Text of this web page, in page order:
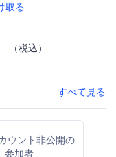
取る
税込）
すべて見る
ウント非公開の
参加者